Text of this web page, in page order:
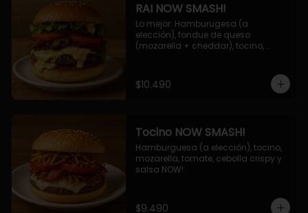
RAI NOW SMASH!
Lo mejor: Hamburugesa (a
elección), fondue de queso
(mozarella + cheddar), tocino,
NOW!
$10.490
Tocino NOW SMASH!
Hamburguesa (a elección), tocino,
mozarella, tomate, cebolla crispy y
salsa NOW!
$9.490